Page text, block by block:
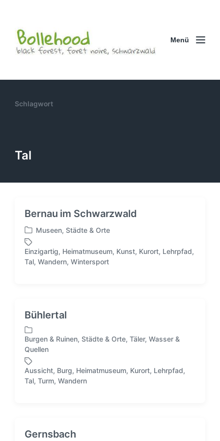
Menü
Schlagwort
Tal
Bernau im Schwarzwald
V
e
r
ö
t
l
i
c
h
t
i
Museen, Städte & Orte
S
w
ö
r
t
e
r
Einzigartig, Heimatmuseum, Kunst, Kurort, Lehrpfad,
Tal, Wandern, Wintersport
Bühlertal
V
r
ö
f
l
Burgen & Ruinen, Städte & Orte, Täler, Wasser &
Quellen
S
w
Aussicht, Burg, Heimatmuseum, Kurort, Lehrpfad,
Tal, Turm, Wandern
Gernsbach